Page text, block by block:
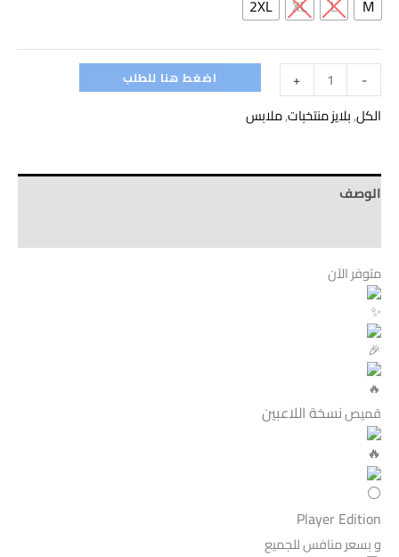
M
L
XL
2XL
-
+ اضغط هنا للطلب
الكل,بلايز منتخبات,ملابس
الوصف
متوفر الآن
قميصنسخة اللاعبين
Player Edition
و بسعر منافس للجميع